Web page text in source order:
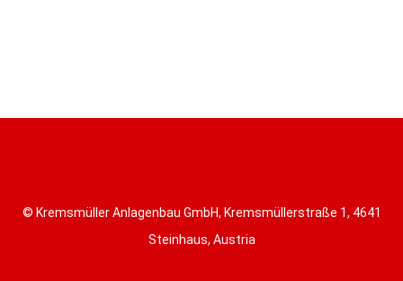
© Kremsmüller Anlagenbau GmbH, Kremsmüllerstraße 1, 4641
Steinhaus, Austria